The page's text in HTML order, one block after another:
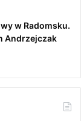
w Radomsku.
Andrzejczak